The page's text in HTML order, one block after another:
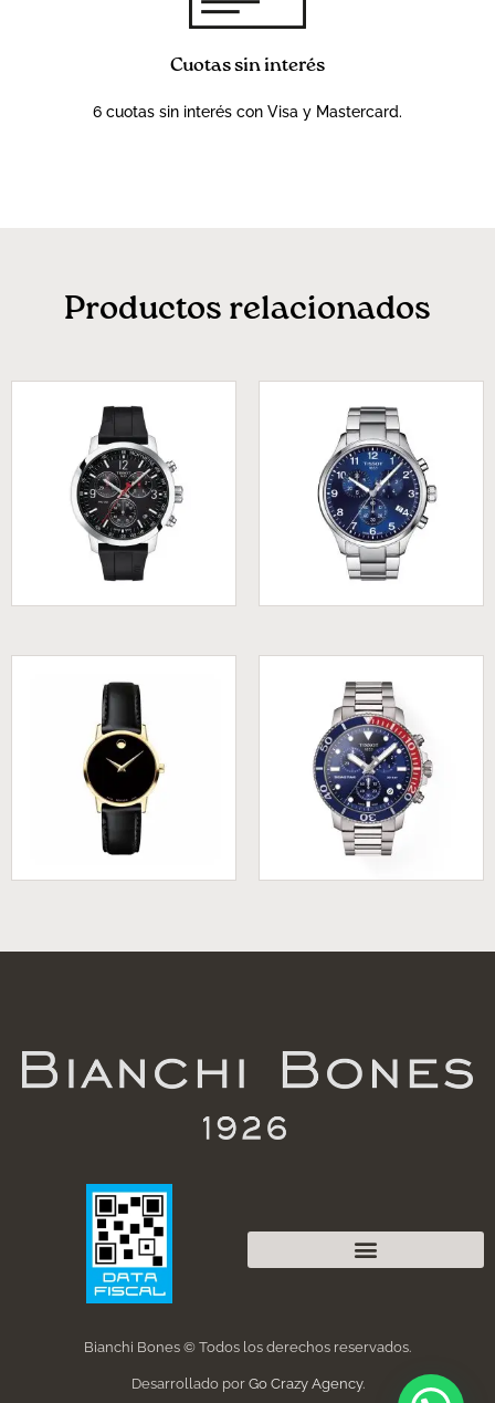
Cuotas sin interés
6 cuotas sin interés con Visa y Mastercard.
Productos relacionados
Bianchi Bones © Todos los derechos reservados.
Desarrollado por Go Crazy Agency.